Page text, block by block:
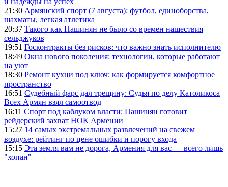
21:30 Армянский спорт (7 августа): футбол, единоборства,
шахматы, легкая атлетика
20:37 Такого как Пашинян не было со времен нашествия
сельджуков
19:51 Госконтракты без рисков: что важно знать исполнителю
18:49 Окна нового поколения: технологии, которые работают
на уют
18:30 Ремонт кухни под ключ: как формируется комфортное
пространство
16:51 Судебный фарс дал трещину: Судья по делу Католикоса
Всех Армян взял самоотвод
16:11 Спорт под каблуком власти: Пашинян готовит
рейдерский захват НОК Армении
15:27 14 самых экстремальных развлечений на свежем
воздухе: рейтинг по цене ошибки и порогу входа
15:15 Эта земля вам не дорога, Армения для вас — всего лишь
"хопан"